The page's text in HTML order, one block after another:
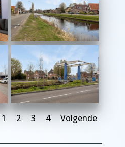
1 2 3 4 Volgende